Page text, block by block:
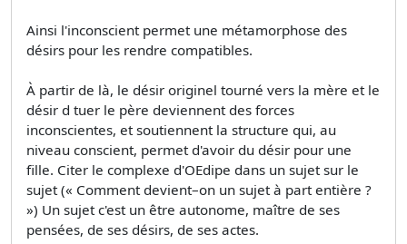
Ainsi l'inconscient permet une métamorphose des
désirs pour les rendre compatibles.
À partir de là, le désir originel tourné vers la mère et le
désir d tuer le père deviennent des forces
inconscientes, et soutiennent la structure qui, au
niveau conscient, permet d'avoir du désir pour une
fille. Citer le complexe d'OEdipe dans un sujet sur le
sujet (« Comment devient–on un sujet à part entière ?
») Un sujet c'est un être autonome, maître de ses
pensées, de ses désirs, de ses actes.